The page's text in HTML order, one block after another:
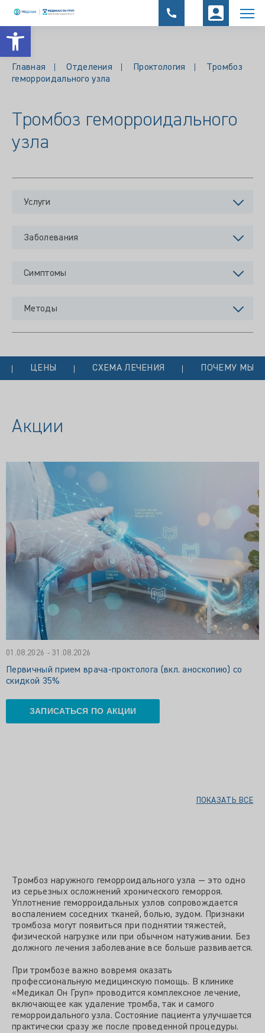
Открыть панель инструментов
Главная Отделения Проктология
Тромбоз
геморроидального узла
Тромбоз геморроидального
узла
Услуги
Заболевания
Симптомы
Методы
ЦЕНЫ СХЕМА ЛЕЧЕНИЯ ПОЧЕМУ МЫ?
Акции
01.08.2026 - 31.08.2026
Первичный прием врача-проктолога (вкл. аноскопию) со
скидкой 35%
ЗАПИСАТЬСЯ ПО АКЦИИ
ПОКАЗАТЬ ВСЕ
Тромбоз наружного геморроидального узла — это одно
из серьезных осложнений хронического геморроя.
Уплотнение геморроидальных узлов сопровождается
воспалением соседних тканей, болью, зудом. Признаки
тромбоза могут появиться при поднятии тяжестей,
физической нагрузке или при обычном натуживании. Без
должного лечения заболевание все больше развивается.
При тромбозе важно вовремя оказать
профессиональную медицинскую помощь. В клинике
«Медикал Он Груп» проводится комплексное лечение,
включающее как удаление тромба, так и самого
геморроидального узла. Состояние пациента улучшается
практически сразу же после проведенной процедуры.